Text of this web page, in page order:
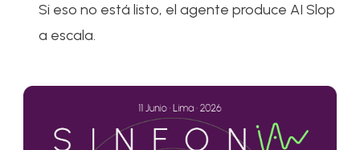
Si eso no está listo, el agente produce AI Slop
a escala.